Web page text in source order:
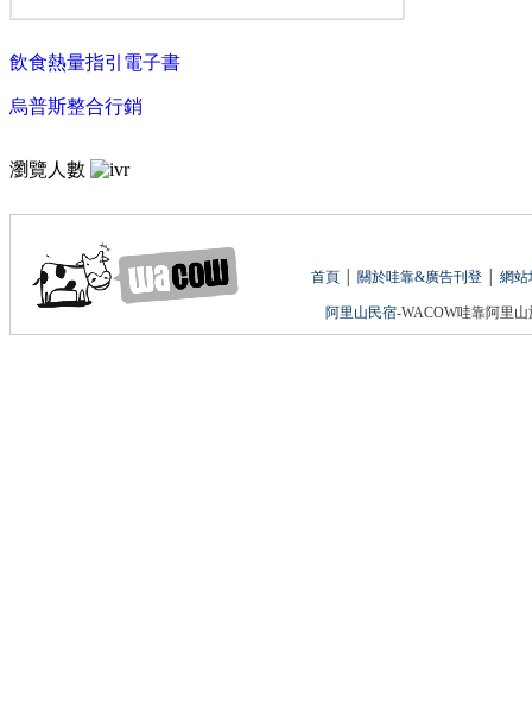
飲食熱量指引電子書
烏普斯整合行銷
瀏覽人數
首頁│ 關於哇靠&廣告刊登│ 網站
阿里山民宿-WACOW哇靠阿里山